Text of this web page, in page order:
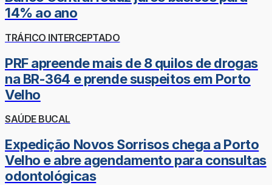
14% ao ano
TRÁFICO INTERCEPTADO
PRF apreende mais de 8 quilos de drogas
na BR-364 e prende suspeitos em Porto
Velho
SAÚDE BUCAL
Expedição Novos Sorrisos chega a Porto
Velho e abre agendamento para consultas
odontológicas